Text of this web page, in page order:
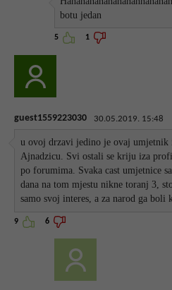
botu jedan
5 1
guest1559223030 30.05.2019. 15:48
u ovoj drzavi jedino je ovaj umjetnik
Ajnadzicu. Svi ostali se kriju iza
po forumima. Svaka cast umjetnice
dana na tom mjestu nikne toranj 3,
samo svoj interes, a za narod ga boli
9 6